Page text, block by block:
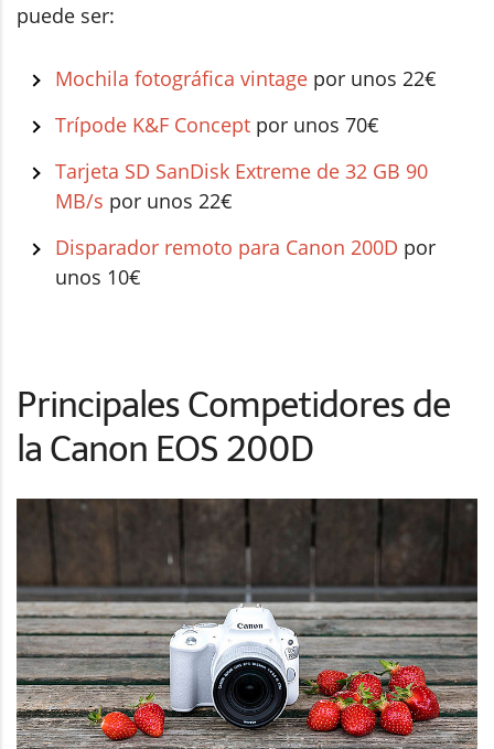
puede ser:
Mochila fotográfica vintage por unos 22€
Trípode K&F Concept por unos 70€
Tarjeta SD SanDisk Extreme de 32 GB 90
MB/s por unos 22€
Disparador remoto para Canon 200D por
unos 10€
Principales Competidores de
la Canon EOS 200D